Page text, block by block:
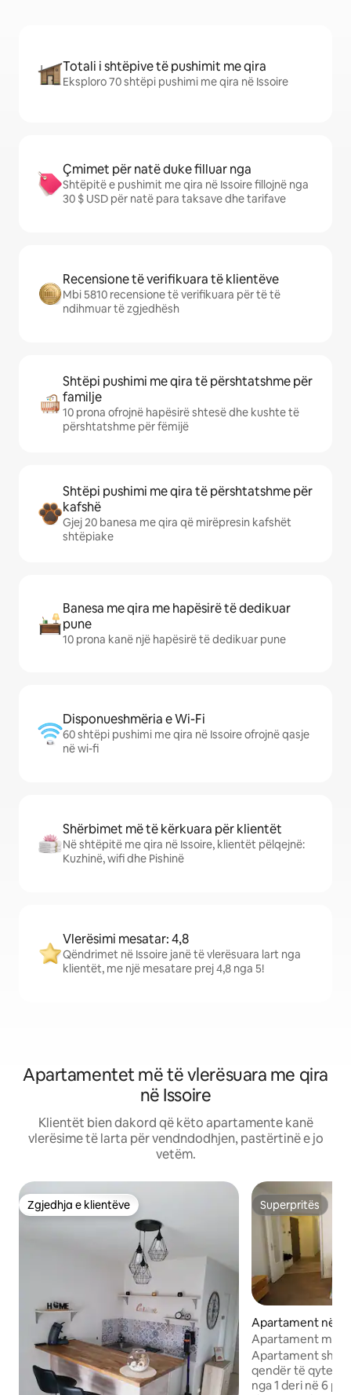
Totali i shtëpive të pushimit me qira
Eksploro 70 shtëpi pushimi me qira në Issoire
Çmimet për natë duke filluar nga
Shtëpitë e pushimit me qira në Issoire fillojnë nga
30 $ USD për natë para taksave dhe tarifave
Recensione të verifikuara të klientëve
Mbi 5810 recensione të verifikuara për të të
ndihmuar të zgjedhësh
Shtëpi pushimi me qira të përshtatshme për
familje
10 prona ofrojnë hapësirë shtesë dhe kushte të
përshtatshme për fëmijë
Shtëpi pushimi me qira të përshtatshme për
kafshë
Gjej 20 banesa me qira që mirëpresin kafshët
shtëpiake
Banesa me qira me hapësirë të dedikuar
pune
10 prona kanë një hapësirë të dedikuar pune
Disponueshmëria e Wi-Fi
60 shtëpi pushimi me qira në Issoire ofrojnë qasje
në wi-fi
Shërbimet më të kërkuara për klientët
Në shtëpitë me qira në Issoire, klientët pëlqejnë:
Kuzhinë, wifi dhe Pishinë
Vlerësimi mesatar: 4,8
Qëndrimet në Issoire janë të vlerësuara lart nga
klientët, me një mesatare prej 4,8 nga 5!
Apartamentet më të vlerësuara me qira
në Issoire
Klientët bien dakord që këto apartamente kanë
vlerësime të larta për vendndodhjen, pastërtinë e jo
vetëm.
Zgjedhja e klientëve
Zgjedhja e klientëve Superpritës
Superpritës
Apartament në
Apartament
Issoire
Apartament
qendër të qytetit.
nga 1 deri në 6